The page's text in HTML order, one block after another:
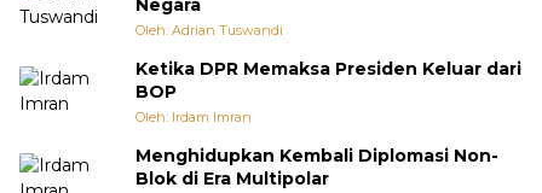
Negara
Oleh: Adrian Tuswandi
Ketika DPR Memaksa Presiden Keluar dari
BOP
Oleh: Irdam Imran
Menghidupkan Kembali Diplomasi Non-
Blok di Era Multipolar